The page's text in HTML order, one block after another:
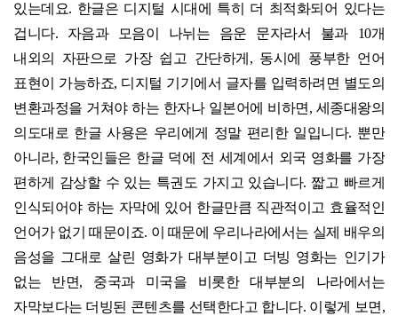
있는데요. 한글은 디지털 시대에 특히 더 최적화되어 있다는
겁니다. 자음과 모음이 나뉘는 음운 문자라서 불과 10개
내외의 자판으로 가장 쉽고 간단하게 , 동시에 풍부한 언어
표현이 가능하죠, 디지털 기기에서 글자를 입력하려면 별도의
변환과정을 거쳐야 하는 한자나 일본어에 비하면 , 세종대왕의
의도대로 한글 사용은 우리에게 정말 편리한 일입니다. 뿐만
아니라, 한국인들은 한글 덕에 전 세계에서 외국 영화를 가장
편하게 감상할 수 있는 특권도 가지고 있습니다. 짧고 빠르게
인식되어야 하는 자막에 있어 한글만큼 직관적이고 효율적인
언어가 없기 때문이죠. 이 때문에 우리나라에서는 실제 배우의
음성을 그대로 살린 영화가 대부분이고 더빙 영화는 인기가
없는 반면, 중국과 미국을 비롯한 대부분의 나라에서는
자막보다는 더빙된 콘텐츠를 선택한다고 합니다. 이렇게 보면 ,